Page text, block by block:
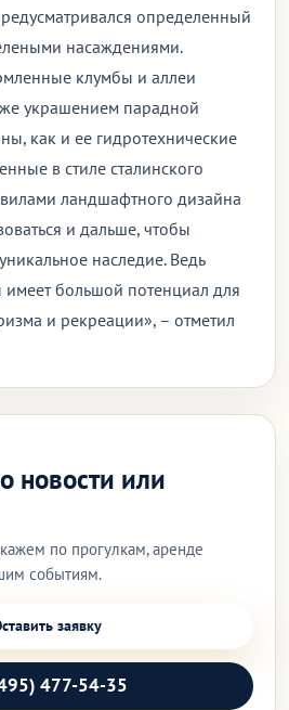
определенный
насаждениями.
клумбы и аллеи
украшением парадной
как и ее гидротехнические
в стиле сталинского
ландшафтного дизайна
и дальше, чтобы
наследие. Ведь
большой потенциал для
и рекреации», – отметил
новости или
по прогулкам, аренде
событиям.
заявку
477-54-35